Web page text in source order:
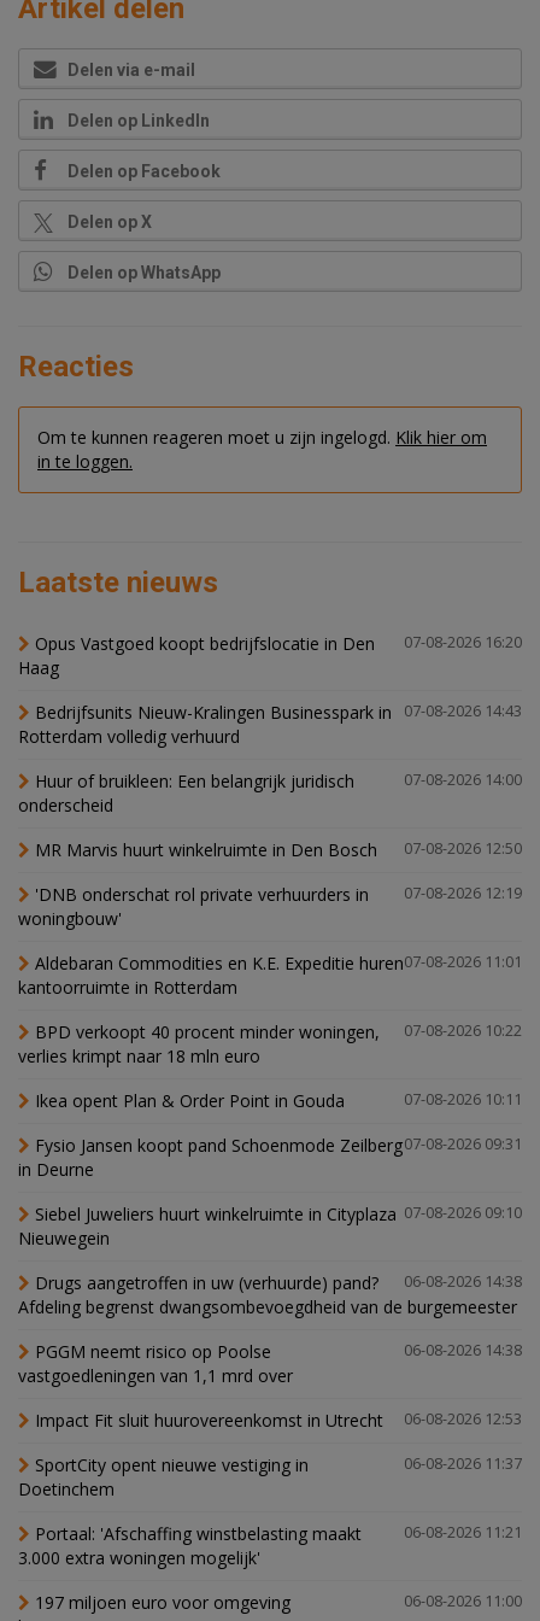
Artikel delen
Delen via e-mail
Delen op LinkedIn
Delen op Facebook
Delen op X
Delen op WhatsApp
Reacties
Om te kunnen reageren moet u zijn ingelogd. Klik hier om
in te loggen.
Laatste nieuws
07-08-2026 16:20
Opus Vastgoed koopt bedrijfslocatie in Den
Haag
07-08-2026 14:43
Bedrijfsunits Nieuw-Kralingen Businesspark in
Rotterdam volledig verhuurd
07-08-2026 14:00
Huur of bruikleen: Een belangrijk juridisch
onderscheid
07-08-2026 12:50
MR Marvis huurt winkelruimte in Den Bosch
07-08-2026 12:19
'DNB onderschat rol private verhuurders in
woningbouw'
07-08-2026 11:01
Aldebaran Commodities en K.E. Expeditie huren
kantoorruimte in Rotterdam
07-08-2026 10:22
BPD verkoopt 40 procent minder woningen,
verlies krimpt naar 18 mln euro
07-08-2026 10:11
Ikea opent Plan & Order Point in Gouda
07-08-2026 09:31
Fysio Jansen koopt pand Schoenmode Zeilberg
in Deurne
07-08-2026 09:10
Siebel Juweliers huurt winkelruimte in Cityplaza
Nieuwegein
06-08-2026 14:38
Drugs aangetroffen in uw (verhuurde) pand?
Afdeling begrenst dwangsombevoegdheid van de burgemeester
06-08-2026 14:38
PGGM neemt risico op Poolse
vastgoedleningen van 1,1 mrd over
06-08-2026 12:53
Impact Fit sluit huurovereenkomst in Utrecht
06-08-2026 11:37
SportCity opent nieuwe vestiging in
Doetinchem
06-08-2026 11:21
Portaal: 'Afschaffing winstbelasting maakt
3.000 extra woningen mogelijk'
06-08-2026 11:00
197 miljoen euro voor omgeving